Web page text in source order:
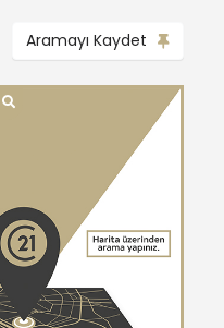
Aramayı Kaydet